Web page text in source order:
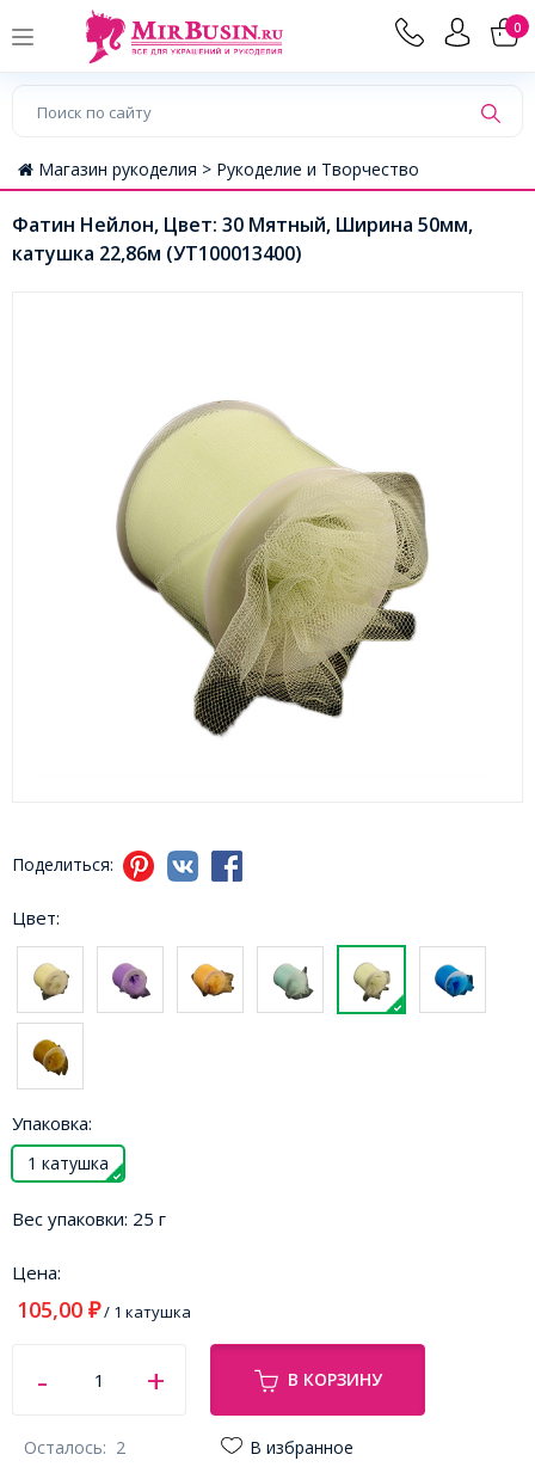
0
Магазин рукоделия > Рукоделие и Творчество
Фатин Нейлон, Цвет: 30 Мятный, Ширина 50мм,
катушка 22,86м (УТ100013400)
Поделиться:
Цвет:
Упаковка:
1 катушка
Вес упаковки: 25 г
Цена:
105,00 ₽/ 1 катушка
В КОРЗИНУ
Осталось: 2 В избранное